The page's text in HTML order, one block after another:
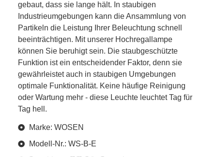
gebaut, dass sie lange hält. In staubigen
Industrieumgebungen kann die Ansammlung von
Partikeln die Leistung Ihrer Beleuchtung schnell
beeinträchtigen. Mit unserer Hochregallampe
können Sie beruhigt sein. Die staubgeschützte
Funktion ist ein entscheidender Faktor, denn sie
gewährleistet auch in staubigen Umgebungen
optimale Funktionalität. Keine häufige Reinigung
oder Wartung mehr - diese Leuchte leuchtet Tag für
Tag hell.
Marke: WOSEN
Modell-Nr.: WS-B-E